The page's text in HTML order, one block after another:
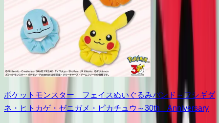
ポケットモンスター フェイスぬいぐるみバンド～フシギダ
ネ・ヒトカゲ・ゼニガメ・ピカチュウ～30th Anniversary